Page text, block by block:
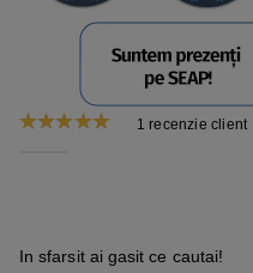
1 recenzie client
In sfarsit ai gasit ce cautai!